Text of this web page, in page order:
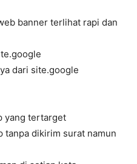
banner terlihat rapi dan
dari site.google
yang tertarget
tanpa dikirim surat namun